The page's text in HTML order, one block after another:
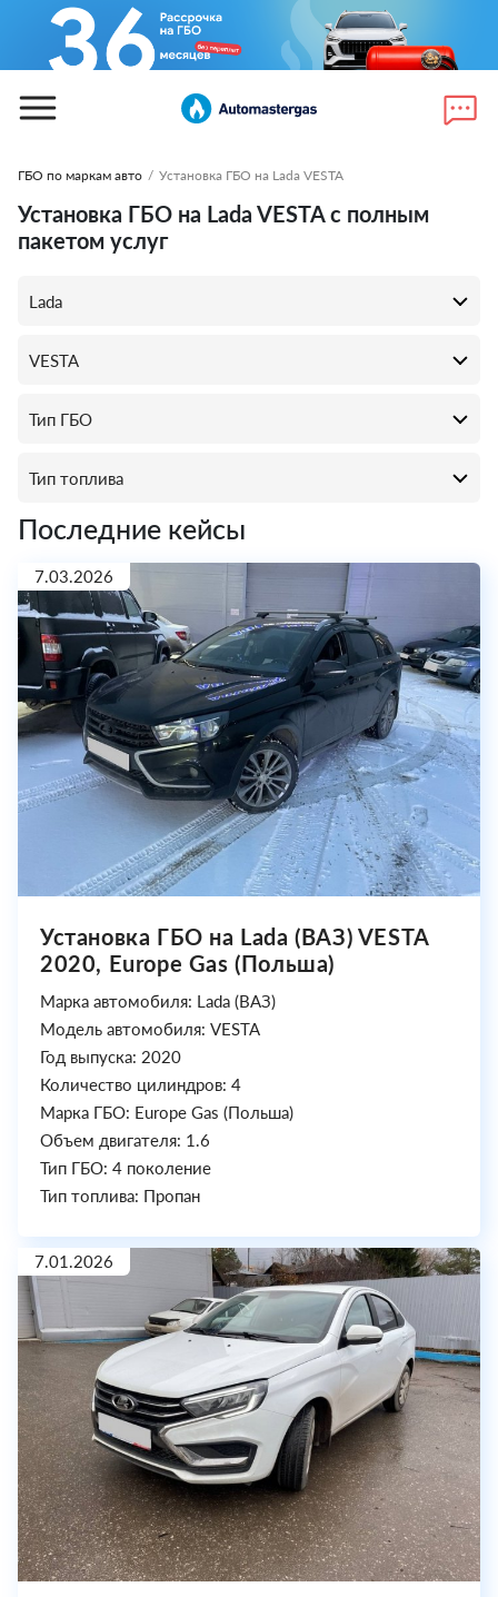
ГБО по маркам авто / Установка ГБО на Lada VESTA
Установка ГБО на Lada VESTA с полным
пакетом услуг
Последние кейсы
7.03.2026
Установка ГБО на Lada (ВАЗ) VESTA
2020, Europe Gas (Польша)
Марка автомобиля: Lada (ВАЗ)
Модель автомобиля: VESTA
Год выпуска: 2020
Количество цилиндров: 4
Марка ГБО: Europe Gas (Польша)
Объем двигателя: 1.6
Тип ГБО: 4 поколение
Тип топлива: Пропан
7.01.2026